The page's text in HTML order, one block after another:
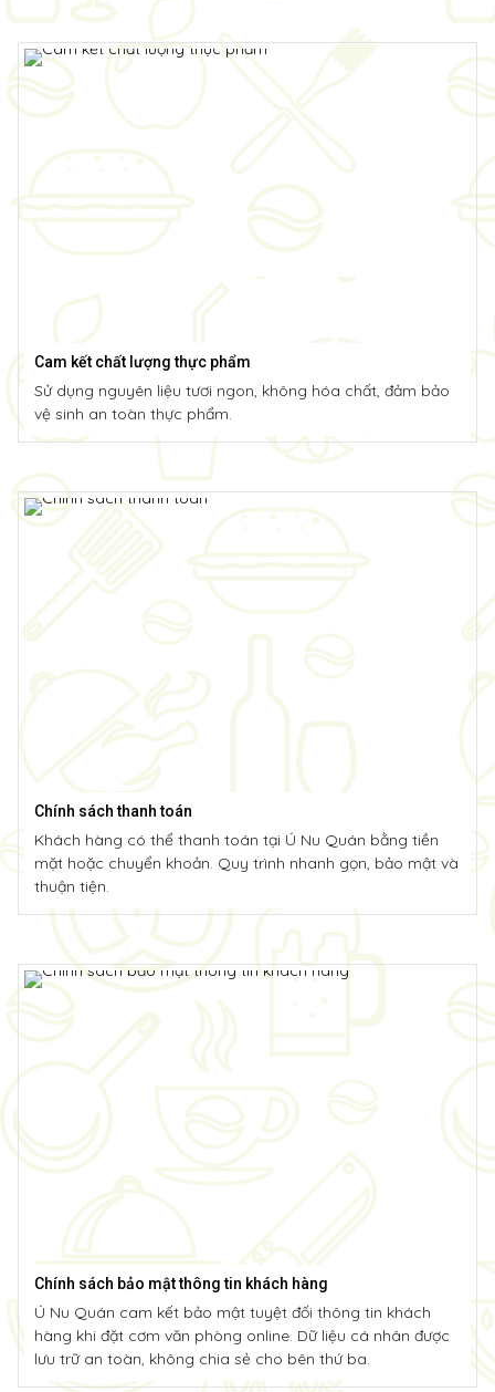
nhất cho quý khách.
Cam kết chất lượng thực phẩm
Sử dụng nguyên liệu tươi ngon, không hóa chất, đảm bảo
vệ sinh an toàn thực phẩm.
Chính sách thanh toán
Khách hàng có thể thanh toán tại Ú Nu Quán bằng tiền
mặt hoặc chuyển khoản. Quy trình nhanh gọn, bảo mật và
thuận tiện.
Chính sách bảo mật thông tin khách hàng
Ú Nu Quán cam kết bảo mật tuyệt đối thông tin khách
hàng khi đặt cơm văn phòng online. Dữ liệu cá nhân được
lưu trữ an toàn, không chia sẻ cho bên thứ ba.